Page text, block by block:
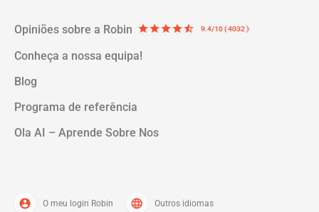
Opiniões sobre a Robin starstarstarstarstar_half 9.4/10 ( 4032 )
Conheça a nossa equipa!
Blog
Programa de referência
Ola AI – Aprende Sobre Nos
account_circle O meu login Robin language Outros idiomas